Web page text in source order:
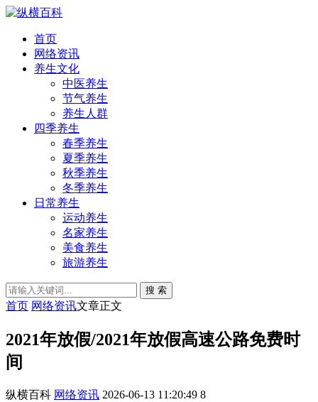
首页
网络资讯
养生文化
中医养生
节气养生
养生人群
四季养生
春季养生
夏季养生
秋季养生
冬季养生
日常养生
运动养生
名家养生
美食养生
旅游养生
搜 索
首页 网络资讯文章正文
2021年放假/2021年放假高速公路免费时
间
纵横百科 网络资讯 2026-06-13 11:20:49 8